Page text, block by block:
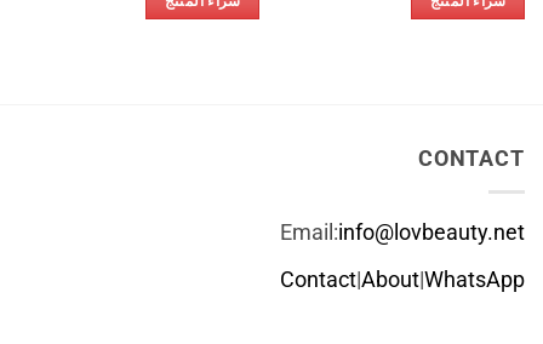
CONTACT
Email:info@lovbeauty.net
Contact|About|WhatsApp